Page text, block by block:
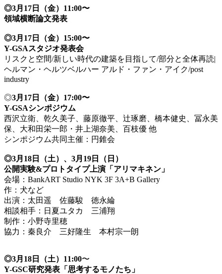
◎3月17日（金）11:00〜
領域横断論文発表
◎3月17日（金）15:00〜
Y-GSAスタジオ発表会
リスクと空間/新しい時代の建築を目指して/部分と全体再読|
ヘルマン・ヘルツベルハー アルド・ファン・アイク/post
industry
◎3月17日（金）17:00〜
Y-GSAシンポジウム
西沢立衛、乾久美子、藤原徹平、辻琢磨、橋本健史、冨永美
保、大和田栄一郎・井上湖奈美、百枝優 他
シンポジウム共同主催：円錐会
◎3月18日（土）、3月19日（日）
公開実験&プロトタイプ上演「アリマキネン」
会場：BankART Studio NYK 3F 3A+B Gallery
作：犬など
出演：太田遥 佐藤駿 徳永綸
相談相手：日夏ユタカ 三浦翔
制作：小野寺里穂
協力：秦良介 三好隆生 本村宗一朗
◎3月18日（土）11:00〜
Y-GSC研究発表「思考するモノたち」